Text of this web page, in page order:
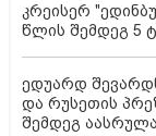
კრეისერ
წლის შემდეგ 5
ედუარდ
და რუსეთის
შემდეგ აასრულა